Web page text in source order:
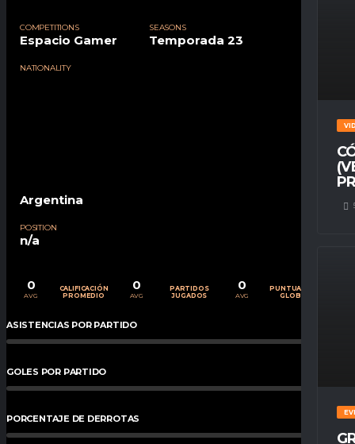
COMPETITIONS
Espacio Gamer
SEASONS
Temporada 23
NATIONALITY
Argentina
POSITION
n/a
0
AVG
CALIFICACIÓN
PROMEDIO
0
AVG
PARTIDOS
JUGADOS
0
AVG
PUNTUACIÓN
GLOBAL
ASISTENCIAS POR PARTIDO
GOLES POR PARTIDO
PORCENTAJE DE DERROTAS 0%